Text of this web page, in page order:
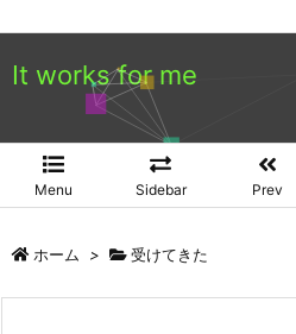
It works for me
Menu Sidebar Prev
ホーム > 受けてきた